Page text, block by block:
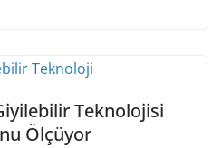
Teknolojisi
Ölçüyor